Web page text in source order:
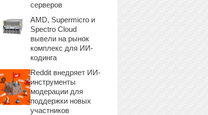
серверов
AMD, Supermicro и
Spectro Cloud
вывели на рынок
комплекс для ИИ-
кодинга
Reddit внедряет ИИ-
инструменты
модерации для
поддержки новых
участников